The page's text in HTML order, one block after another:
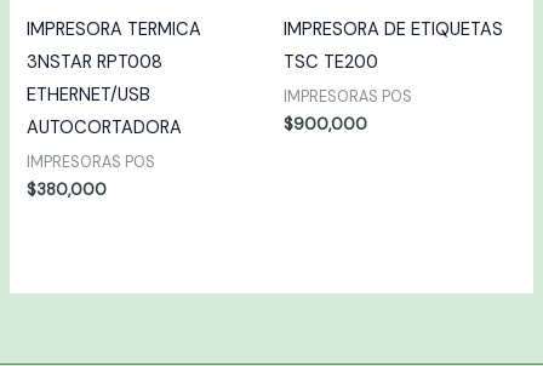
IMPRESORA TERMICA
3NSTAR RPT008
ETHERNET/USB
AUTOCORTADORA
IMPRESORAS POS
$380,000
IMPRESORA DE ETIQUETAS
TSC TE200
IMPRESORAS POS
$900,000